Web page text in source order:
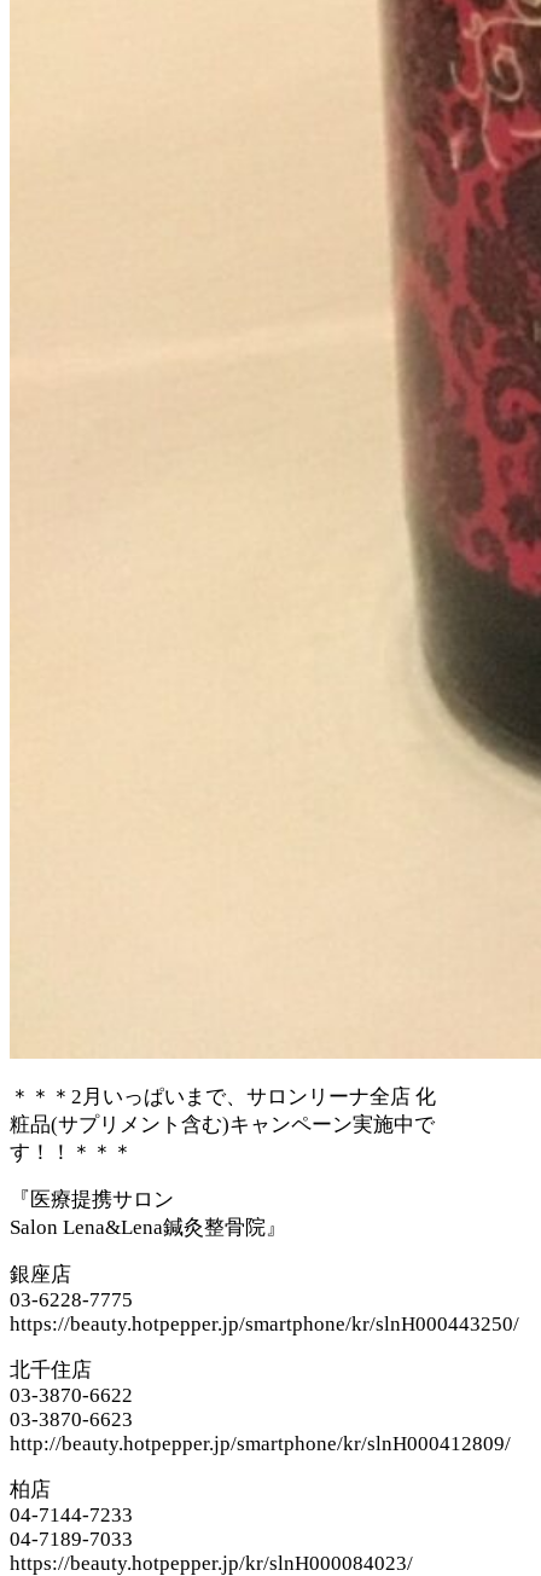
＊＊＊ 2 月いっぱいまで、サロンリーナ全店 化
粧品(サプリメント含む)キャンペーン実施中で
す！！＊＊＊
『医療提携サロン
Salon Lena&Lena鍼灸整骨院』
銀座店
03-6228-7775
https://beauty.hotpepper.jp/smartphone/kr/slnH000443250/
北千住店
03-3870-6622
03-3870-6623
http://beauty.hotpepper.jp/smartphone/kr/slnH000412809/
柏店
04-7144-7233
04-7189-7033
https://beauty.hotpepper.jp/kr/slnH000084023/